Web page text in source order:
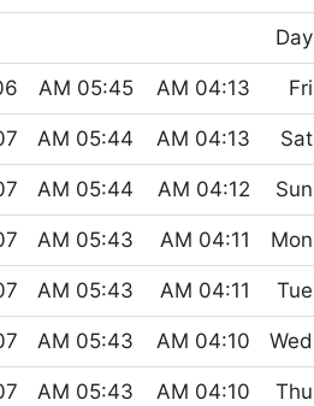
Day
Fri
04:13 AM
05:45 AM
Sat
04:13 AM
05:44 AM
Sun
04:12 AM
05:44 AM
Mon
04:11 AM
05:43 AM
Tue
04:11 AM
05:43 AM
Wed
04:10 AM
05:43 AM
Thu
04:10 AM
05:43 AM